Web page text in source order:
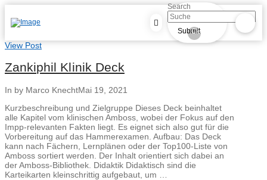
Search
Submit
Clear
View Post
Zankiphil Klinik Deck
In by Marco KnechtMai 19, 2021
Kurzbeschreibung und Zielgruppe Dieses Deck beinhaltet
alle Kapitel vom klinischen Amboss, wobei der Fokus auf den
Impp-relevanten Fakten liegt. Es eignet sich also gut für die
Vorbereitung auf das Hammerexamen. Aufbau: Das Deck
kann nach Fächern, Lernplänen oder der Top100-Liste von
Amboss sortiert werden. Der Inhalt orientiert sich dabei an
der Amboss-Bibliothek. Didaktik Didaktisch sind die
Karteikarten kleinschrittig aufgebaut, um …